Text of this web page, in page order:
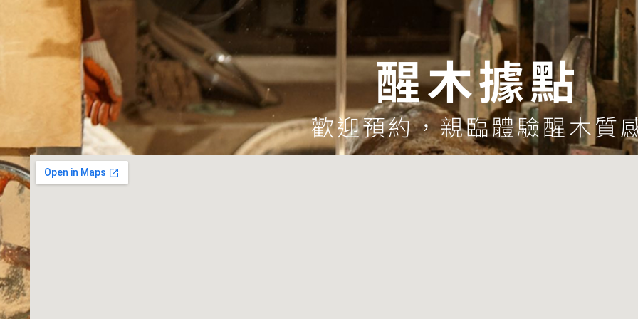
醒木據點
歡迎預約，親臨體驗醒木質